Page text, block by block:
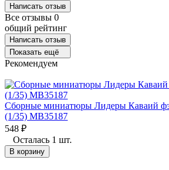
Написать отзыв
Все отзывы 0
общий рейтинг
Написать отзыв
Показать ещё
Рекомендуем
Сборные миниатюры Лидеры Каваий
(1/35) MB35187
548 ₽
Осталась 1 шт.
В корзину